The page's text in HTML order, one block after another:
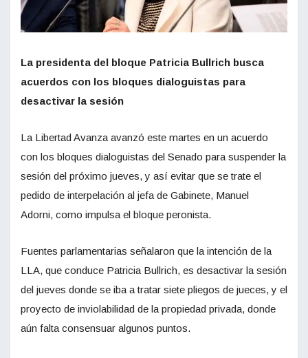
La presidenta del bloque Patricia Bullrich busca
acuerdos con los bloques dialoguistas para
desactivar la sesión
La Libertad Avanza avanzó este martes en un acuerdo
con los bloques dialoguistas del Senado para suspender la
sesión del próximo jueves, y así evitar que se trate el
pedido de interpelación al jefa de Gabinete, Manuel
Adorni, como impulsa el bloque peronista.
Fuentes parlamentarias señalaron que la intención de la
LLA, que conduce Patricia Bullrich, es desactivar la sesión
del jueves donde se iba a tratar siete pliegos de jueces, y el
proyecto de inviolabilidad de la propiedad privada, donde
aún falta consensuar algunos puntos.